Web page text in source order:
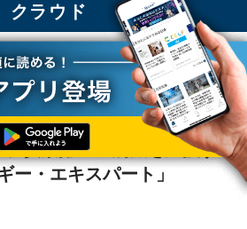
CLOSE
クラウド
削減を支援するSaaS「エネルギー・エキスパー
炭素排出量削減を支援す
ー・エキスパート」